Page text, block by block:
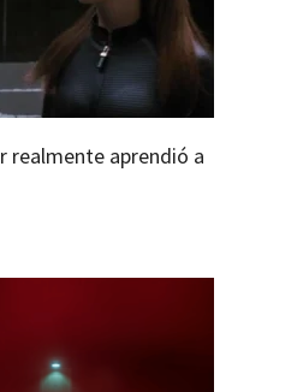
realmente aprendió a